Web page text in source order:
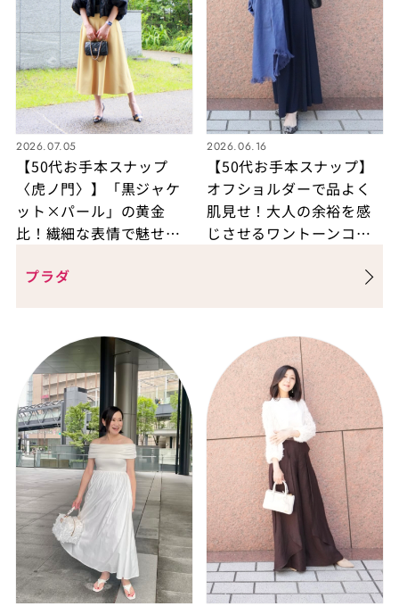
2026.07.05
【50代お手本スナップ
〈虎ノ門〉】「黒ジャケ
ット×パール」の黄金
比！繊細な表情で魅せる
ーデ
2026.06.16
【50代お手本スナップ】
オフショルダーで品よく
肌見せ！大人の余裕を感
じさせるワントーンコー
プラダ